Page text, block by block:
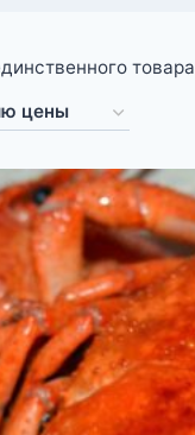
товара